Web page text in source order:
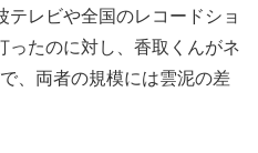
テレビや全国のレコードショ
ったのに対し、香取くんがネ
、両者の規模には雲泥の差